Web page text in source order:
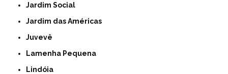
Jardim Social
Jardim das Américas
Juvevê
Lamenha Pequena
Lindóia